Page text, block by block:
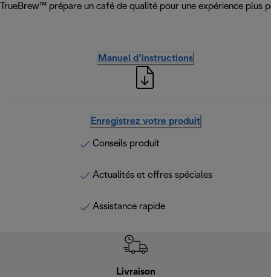
TrueBrew™ prépare un café de qualité pour une expérience plus
Manuel d’instructions
Enregistrez votre produit
Conseils produit
Actualités et offres spéciales
Assistance rapide
Livraison